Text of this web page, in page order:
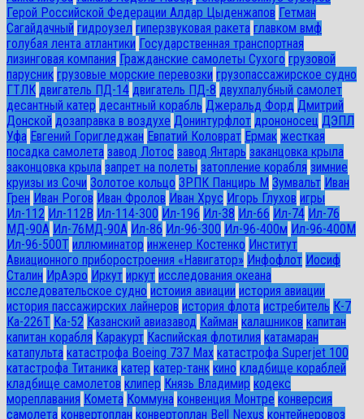
Герой Российской Федерации Алдар Цыденжапов Гетман
Сагайдачный гидроузел гиперзвуковая ракета главком вмф
голубая лента атлантики Государственная транспортная
лизинговая компания Гражданские самолеты Сухого грузовой
парусник грузовые морские перевозки грузопассажирское судно
ГТЛК двигатель ПД-14 двигатель ПД-8 двухпалубный самолет
десантный катер десантный корабль Джеральд Форд Дмитрий
Донской дозаправка в воздухе Донинтурфлот дрононосец ДЭПЛ
Уфа Евгений Горигледжан Евпатий Коловрат Ермак жесткая
посадка самолета завод Лотос завод Янтарь заканцовка крыла
законцовка крыла запрет на полеты затопление корабля зимние
круизы из Сочи Золотое кольцо ЗРПК Панцирь М Зумвальт Иван
Грен Иван Рогов Иван Фролов Иван Хрус Игорь Глухов игры
Ил-112 Ил-112В Ил-114-300 Ил-196 Ил-38 Ил-66 Ил-74 Ил-76
МД-90А Ил-76МД-90А Ил-86 Ил-96-300 Ил-96-400м Ил-96-400М
Ил-96-500Т иллюминатор инженер Костенко Институт
Авиационного приборостроения «Навигатор» Инфофлот Иосиф
Сталин ИрАэро Иркут иркут исследования океана
исследовательское судно истоиия авиации история авиации
история пассажирских лайнеров история флота истребитель К-7
Ка-226Т Ка-52 Казанский авиазавод Кайман калашников капитан
капитан корабля Каракурт Каспийская флотилия катамаран
катапульта катастрофа Boeing 737 Max катастрофа Superjet 100
катастрофа Титаника катер катер-танк кино кладбище кораблей
кладбище самолетов клипер Князь Владимир кодекс
мореплавания Комета Коммуна конвенция Монтре конверсия
самолета конвертоплан конвертоплан Bell Nexus контейнеровоз